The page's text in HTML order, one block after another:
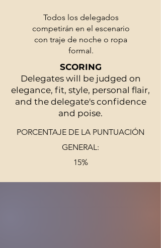
Todos los delegados
competirán en el escenario
con traje de noche o ropa
formal.
SCORING
Delegates will be judged on
elegance, fit, style, personal flair,
and the delegate's confidence
and poise.
PORCENTAJE DE LA PUNTUACIÓN
GENERAL:
15%